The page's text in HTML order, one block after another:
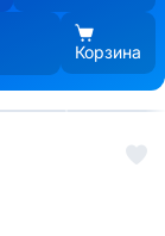
Корзина